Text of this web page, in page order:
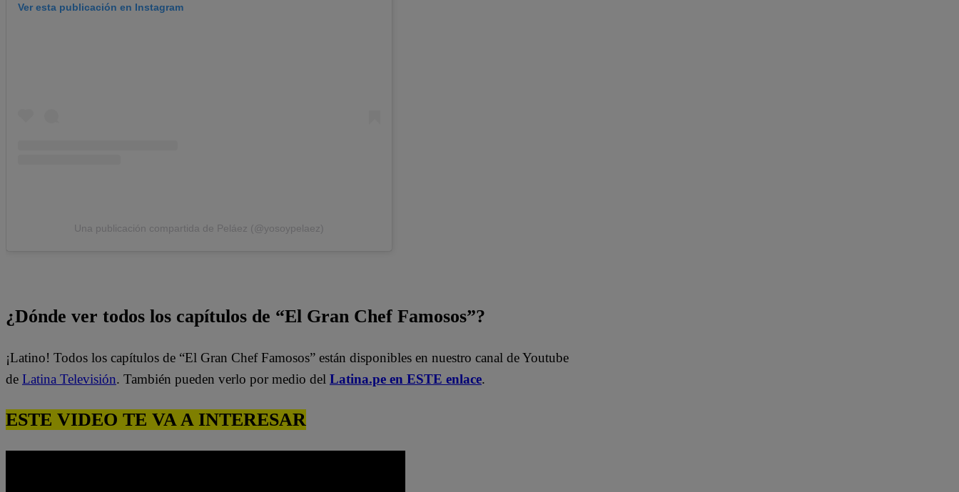
Ver esta publicación en Instagram
Una publicación compartida de Peláez (@yosoypelaez)
¿Dónde ver todos los capítulos de “El Gran Chef Famosos”?
¡Latino! Todos los capítulos de “El Gran Chef Famosos” están disponibles en nuestro canal de Youtube
de Latina Televisión. También pueden verlo por medio del Latina.pe en ESTE enlace.
ESTE VIDEO TE VA A INTERESAR